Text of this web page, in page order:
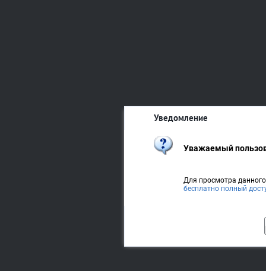
Уведомление
Уважаемый
Для просмотра
бесплатно полный